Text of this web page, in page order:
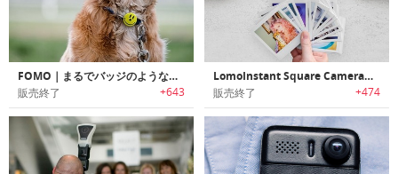
FOMO｜まるでバッジのようなハンズフリーウェアラブルカメラ「フォーモ」
販売終了 +643
LomoInstant Square Camera｜スクエア写真が楽しめるアナログインスタントカメラ「ロモインスタントスクエア」
販売終了 +474